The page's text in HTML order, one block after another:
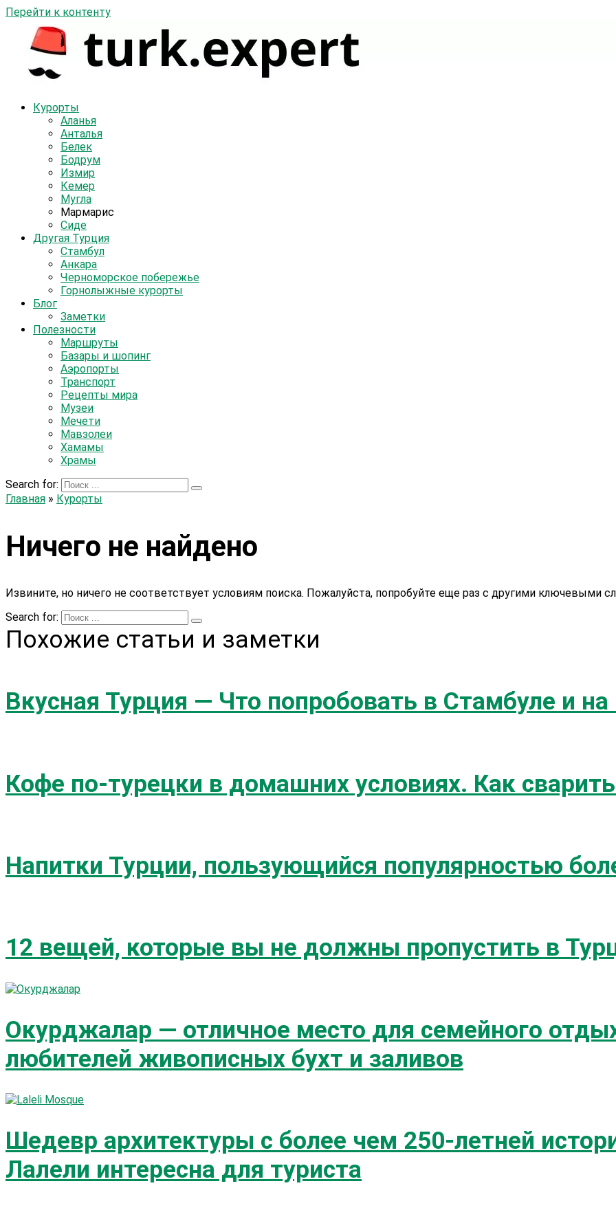
Перейти к контенту
Курорты
Аланья
Анталья
Белек
Бодрум
Измир
Кемер
Мугла
Мармарис
Сиде
Другая Турция
Стамбул
Анкара
Черноморское побережье
Горнолыжные курорты
Блог
Заметки
Полезности
Маршруты
Базары и шопинг
Аэропорты
Транспорт
Рецепты мира
Музеи
Мечети
Мавзолеи
Хамамы
Храмы
Search for:
Главная » Курорты
Ничего не найдено
Извините, но ничего не соответствует условиям поиска. Пожалуйста, попробуйте еще раз с другими ключевыми
Search for:
Похожие статьи и заметки
Вкусная Турция — Что попробовать в Стамбуле и на
Кофе по-турецки в домашних условиях. Как
Напитки Турции, пользующийся популярностью
12 вещей, которые вы не должны пропустить в
Окурджалар — отличное место для семейного
любителей живописных бухт и заливов
Шедевр архитектуры с более чем 250-летней
Лалели интересна для туриста